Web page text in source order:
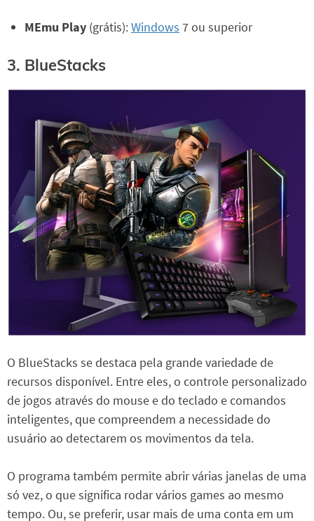
MEmu Play (grátis):Windows 7 ou superior
3. BlueStacks
O BlueStacks se destaca pela grande variedade de
recursos disponível. Entre eles, o controle personalizado
de jogos através do mouse e do teclado e comandos
inteligentes, que compreendem a necessidade do
usuário ao detectarem os movimentos da tela.
O programa também permite abrir várias janelas de uma
só vez, o que significa rodar vários games ao mesmo
tempo. Ou, se preferir, usar mais de uma conta em um